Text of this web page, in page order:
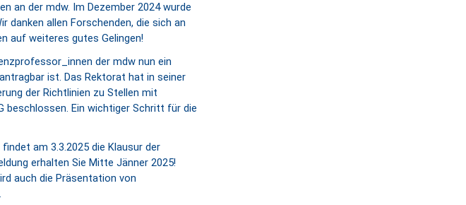
an der mdw. Im Dezember 2024 wurde
danken allen Forschenden, die sich an
auf weiteres gutes Gelingen!
der mdw nun ein
ist. Das Rektorat hat in seiner
der Richtlinien zu Stellen mit
beschlossen. Ein wichtiger Schritt für die
am 3.3.2025 die Klausur der
erhalten Sie Mitte Jänner 2025!
auch die Präsentation von